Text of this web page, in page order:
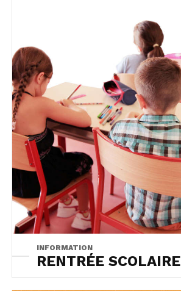
INFORMATION
RENTRÉE SCOLAIRE